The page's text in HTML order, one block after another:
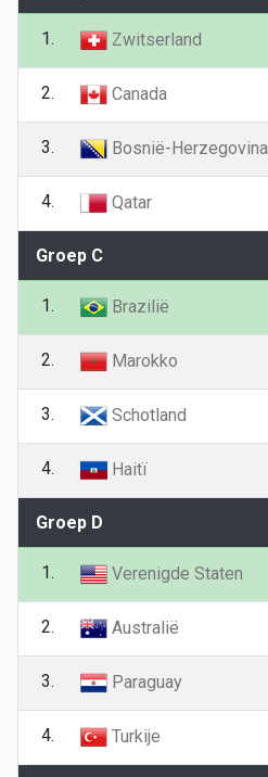
1. Zwitserland
2. Canada
3. Bosnië-Herzegovina
4. Qatar
Groep C
1. Brazilië
2. Marokko
3. Schotland
4. Haitï
Groep D
1. Verenigde Staten
2. Australië
3. Paraguay
4. Turkije